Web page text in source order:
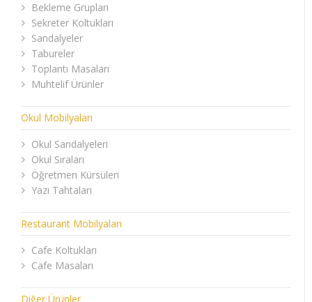
Bekleme Grupları
Sekreter Koltukları
Sandalyeler
Tabureler
Toplantı Masaları
Muhtelif Ürünler
Okul Mobilyaları
Okul Sandalyeleri
Okul Sıraları
Öğretmen Kürsüleri
Yazı Tahtaları
Restaurant Mobilyaları
Cafe Koltukları
Cafe Masaları
Diğer Ürünler